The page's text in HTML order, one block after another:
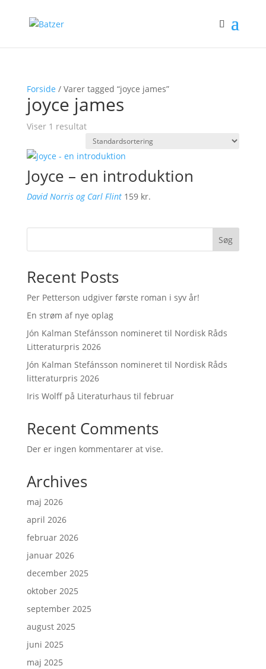
Forside / Varer tagged “joyce james”
joyce james
Viser 1 resultat
Joyce – en introduktion
David Norris og Carl Flint 159 kr.
Søg
Recent Posts
Per Petterson udgiver første roman i syv år!
En strøm af nye oplag
Jón Kalman Stefánsson nomineret til Nordisk Råds
Litteraturpris 2026
Jón Kalman Stefánsson nomineret til Nordisk Råds
litteraturpris 2026
Iris Wolff på Literaturhaus til februar
Recent Comments
Der er ingen kommentarer at vise.
Archives
maj 2026
april 2026
februar 2026
januar 2026
december 2025
oktober 2025
september 2025
august 2025
juni 2025
maj 2025